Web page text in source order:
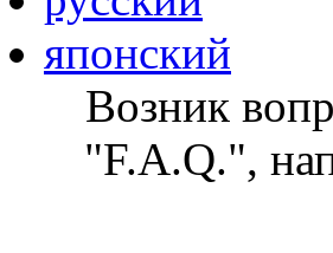
японский
Возник
"F.A.Q.",